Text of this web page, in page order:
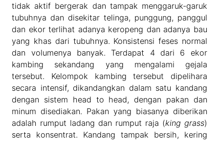
tidak aktif bergerak dan tampak menggaruk-garuk
tubuhnya dan disekitar telinga, punggung, panggul
dan ekor terlihat adanya keropeng dan adanya bau
yang khas dari tubuhnya. Konsistensi feses normal
dan volumenya banyak. Terdapat 4 dari 6 ekor
kambing sekandang yang mengalami gejala
tersebut. Kelompok kambing tersebut dipelihara
secara intensif, dikandangkan dalam satu kandang
dengan sistem head to head, dengan pakan dan
minum disediakan. Pakan yang biasanya diberikan
adalah rumput ladang dan rumput raja (king grass)
serta konsentrat. Kandang tampak bersih, kering